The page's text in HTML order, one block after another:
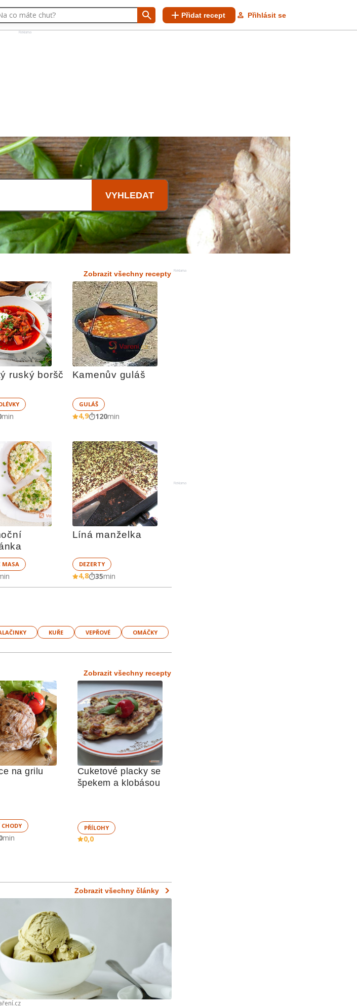
Reklama
co máte chuť? Přidat recept Přihlásit se
VYHLEDAT
Zobrazit všechny recepty
ruský boršč
min
Kamenův guláš
GULÁŠ
4,9 120min
MASA
Líná manželka
DEZERTY
4,8 35min
KUŘE VEPŘOVÉ
OMÁČKY
Zobrazit všechny recepty
VEPŘOVÉ
na grilu
min
UZENINY
0,0
Cuketové placky se
špekem a klobásou
PŘÍLOHY
0,0
Zobrazit všechny články
Reklama
Reklama